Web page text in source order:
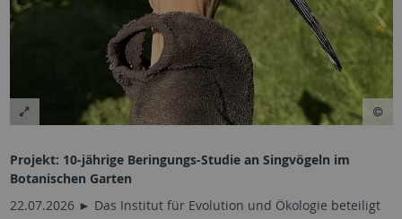
Projekt: 10-jährige Beringungs-Studie an Singvögeln im
Botanischen Garten
22.07.2026 ► Das Institut für Evolution und Ökologie beteiligt